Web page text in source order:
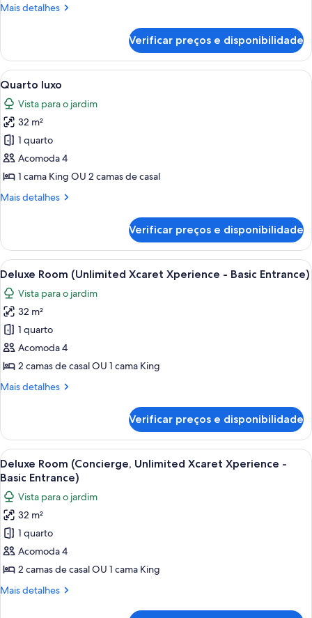
Mais detalhes
Mais
luxo
(Concierge)
Verificar preços e disponibilidade
Carrega
todas
as
fotos
de
Quarto
luxo
Um casal na cama com cabeceira de
7
Quarto luxo
Vista para o jardim
32 m²
1 quarto
Acomoda 4
1 cama King OU 2 camas de casal
Mais detalhes
Mais
luxo
Verificar preços e disponibilidade
Carrega
todas
as
fotos
de
Deluxe
Room
Xcaret
Basic
Entrance)
Quarto de hotel com duas camas,
5
Deluxe Room (Unlimited Xcaret Xperience - Basic Entrance)
Vista para o jardim
32 m²
1 quarto
Acomoda 4
2 camas de casal OU 1 cama King
Mais detalhes
Mais
Room
(Unlimited
Xcaret
Xperience
Basic
Entrance)
Verificar preços e disponibilidade
Carrega
todas
as
fotos
de
Deluxe
Room
(Concierge,
Unlimited
Quarto de hotel com duas camas,
9
Deluxe Room (Concierge, Unlimited Xcaret Xperience -
Basic Entrance)
Vista para o jardim
32 m²
1 quarto
Acomoda 4
2 camas de casal OU 1 cama King
Mais detalhes
Mais